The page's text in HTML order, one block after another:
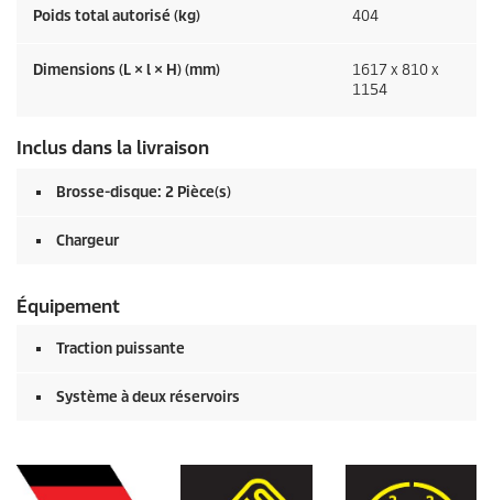
Poids total autorisé (kg) 404
Dimensions (L × l × H) (mm)
1617 x 810 x
1154
Inclus dans la livraison
Brosse-disque: 2 Pièce(s)
Chargeur
Équipement
Traction puissante
Système à deux réservoirs